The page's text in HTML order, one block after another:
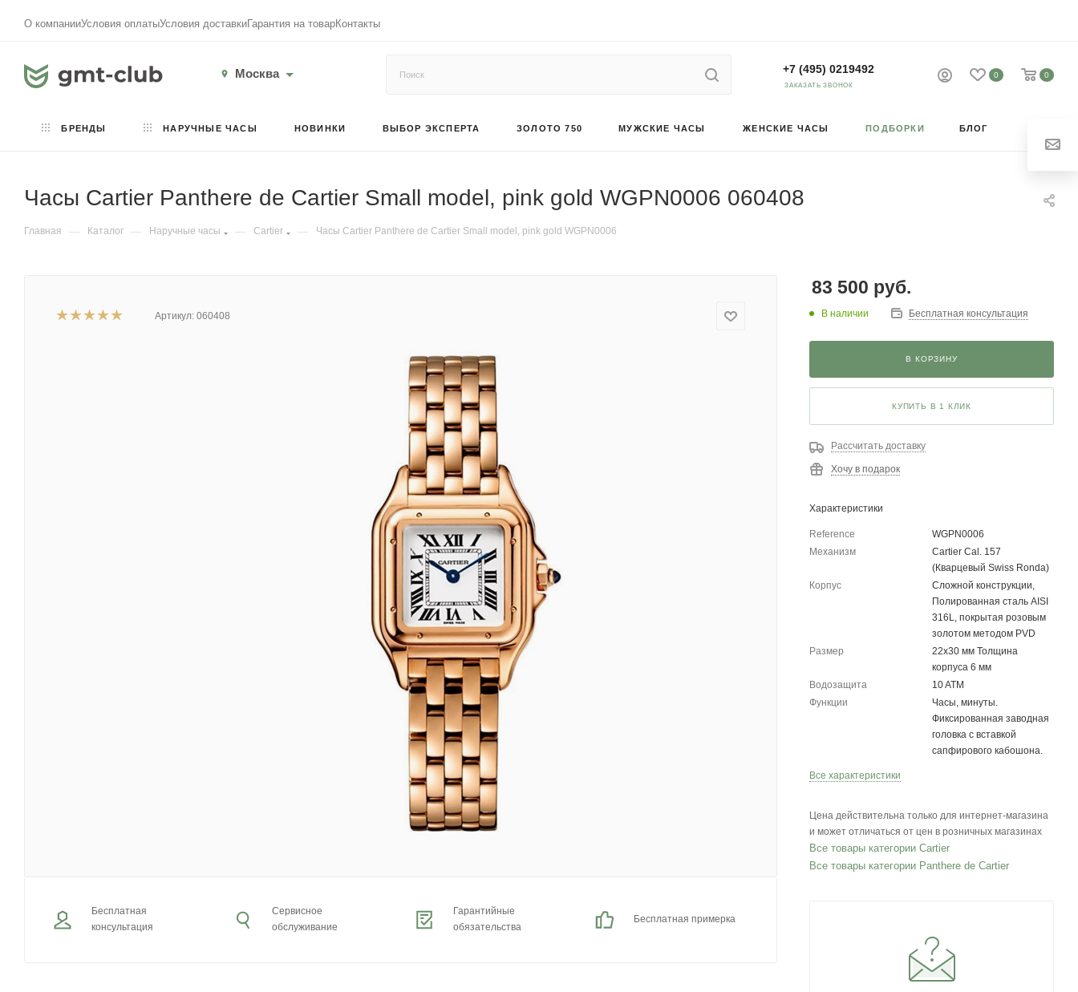
О компанииУсловия оплатыУсловия доставкиГарантия на товарКонтакты
Москва 0 0
+7 (495) 0219492
ЗАКАЗАТЬ ЗВОНОК
БРЕНДЫ НАРУЧНЫЕ ЧАСЫ НОВИНКИ ВЫБОР ЭКСПЕРТА ЗОЛОТО 750 МУЖСКИЕ ЧАСЫ ЖЕНСКИЕ ЧАСЫ ПОДБОРКИ БЛОГ
Часы Cartier Panthere de Cartier Small model, pink gold WGPN0006 060408
Главная — Каталог — Наручные часы — Cartier — Часы Cartier Panthere de Cartier Small model, pink gold WGPN0006
Артикул: 060408
Бесплатная
консультация
Сервисное
обслуживание
Гарантийные
обязательства
Бесплатная примерка
83 500 руб.
В наличии Бесплатная консультация
В КОРЗИНУ
КУПИТЬ В 1 КЛИК
Рассчитать доставку
Хочу в подарок
Характеристики
Reference
WGPN0006
Механизм
Cartier Cal. 157
(Кварцевый Swiss Ronda)
Корпус
Сложной конструкции,
Полированная сталь AISI
316L, покрытая розовым
золотом методом PVD
Размер
22х30 мм Толщина
корпуса 6 мм
Водозащита
10 ATM
Функции
Часы, минуты.
Фиксированная заводная
головка с вставкой
сапфирового кабошона.
Все характеристики
Цена действительна только для интернет-магазина
и может отличаться от цен в розничных магазинах
Все товары категории Cartier
Все товары категории Panthere de Cartier